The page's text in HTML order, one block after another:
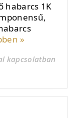
habarcs 1K
»
kapcsolatban